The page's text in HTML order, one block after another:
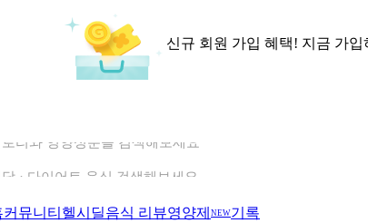
신규 회원 가입 혜택! 지금 가입
커뮤니티 헬시딜음식 리뷰영양제 NEW기록